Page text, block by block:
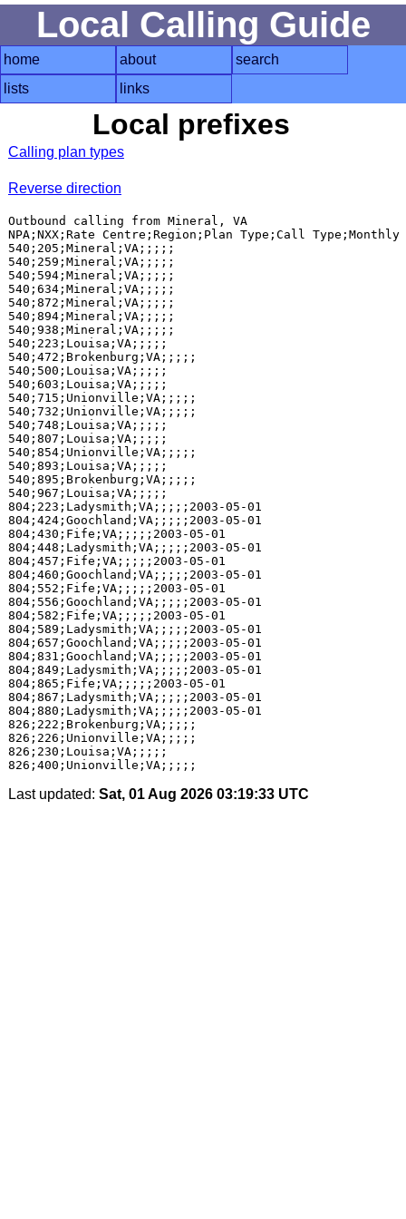
Local Calling Guide
home about
search
lists
links
Local prefixes
Calling plan types
Reverse direction
Outbound calling from Mineral, VA
NPA;NXX;Rate Centre;Region;Plan Type;Call
540;205;Mineral;VA;;;;;
540;259;Mineral;VA;;;;;
540;594;Mineral;VA;;;;;
540;634;Mineral;VA;;;;;
540;872;Mineral;VA;;;;;
540;894;Mineral;VA;;;;;
540;938;Mineral;VA;;;;;
540;223;Louisa;VA;;;;;
540;472;Brokenburg;VA;;;;;
540;500;Louisa;VA;;;;;
540;603;Louisa;VA;;;;;
540;715;Unionville;VA;;;;;
540;732;Unionville;VA;;;;;
540;748;Louisa;VA;;;;;
540;807;Louisa;VA;;;;;
540;854;Unionville;VA;;;;;
540;893;Louisa;VA;;;;;
540;895;Brokenburg;VA;;;;;
540;967;Louisa;VA;;;;;
804;223;Ladysmith;VA;;;;;2003-05-01
804;424;Goochland;VA;;;;;2003-05-01
804;430;Fife;VA;;;;;2003-05-01
804;448;Ladysmith;VA;;;;;2003-05-01
804;457;Fife;VA;;;;;2003-05-01
804;460;Goochland;VA;;;;;2003-05-01
804;552;Fife;VA;;;;;2003-05-01
804;556;Goochland;VA;;;;;2003-05-01
804;582;Fife;VA;;;;;2003-05-01
804;589;Ladysmith;VA;;;;;2003-05-01
804;657;Goochland;VA;;;;;2003-05-01
804;831;Goochland;VA;;;;;2003-05-01
804;849;Ladysmith;VA;;;;;2003-05-01
804;865;Fife;VA;;;;;2003-05-01
804;867;Ladysmith;VA;;;;;2003-05-01
804;880;Ladysmith;VA;;;;;2003-05-01
826;222;Brokenburg;VA;;;;;
826;226;Unionville;VA;;;;;
826;230;Louisa;VA;;;;;
Last updated: Sat, 01 Aug 2026 03:19:33 UTC